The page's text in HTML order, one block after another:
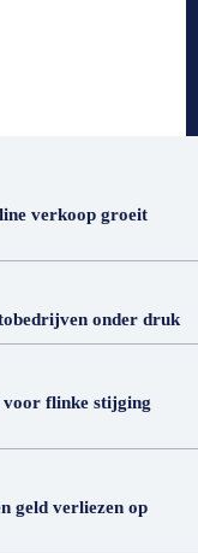
verkoop groeit
onder druk
flinke stijging
geld verliezen op